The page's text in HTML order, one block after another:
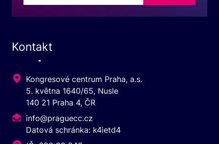
Kontakt
Kongresové centrum Praha, a.s.
5. května 1640/65, Nusle
140 21 Praha 4, ČR
info@praguecc.cz
Datová schránka: k4ietd4